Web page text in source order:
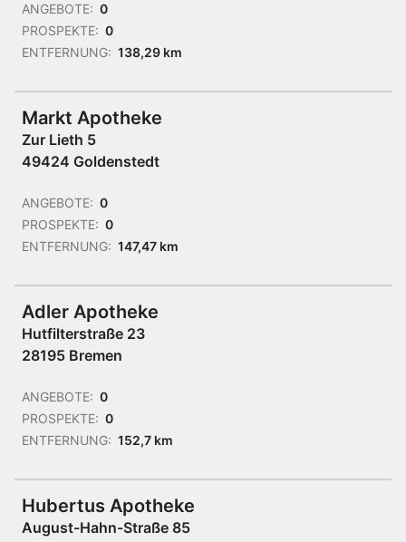
ANGEBOTE: 0
PROSPEKTE: 0
ENTFERNUNG: 138,29 km
Markt Apotheke
Zur Lieth 5
49424 Goldenstedt
ANGEBOTE: 0
PROSPEKTE: 0
ENTFERNUNG: 147,47 km
Adler Apotheke
Hutfilterstraße 23
28195 Bremen
ANGEBOTE: 0
PROSPEKTE: 0
ENTFERNUNG: 152,7 km
Hubertus Apotheke
August-Hahn-Straße 85